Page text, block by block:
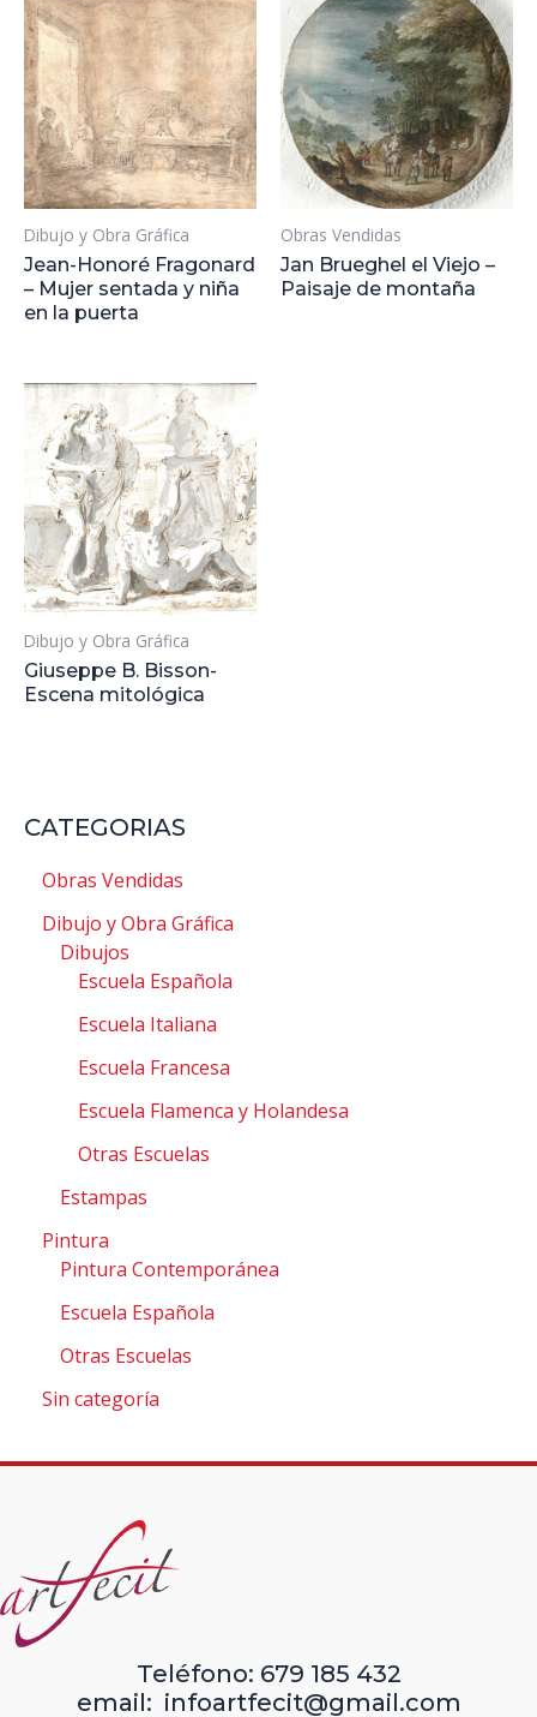
Dibujo y Obra Gráfica
Jean-Honoré Fragonard
– Mujer sentada y niña
en la puerta
Obras Vendidas
Jan Brueghel el Viejo –
Paisaje de montaña
Dibujo y Obra Gráfica
Giuseppe B. Bisson-
Escena mitológica
CATEGORIAS
Obras Vendidas
Dibujo y Obra Gráfica
Dibujos
Escuela Española
Escuela Italiana
Escuela Francesa
Escuela Flamenca y Holandesa
Otras Escuelas
Estampas
Pintura
Pintura Contemporánea
Escuela Española
Otras Escuelas
Sin categoría
Teléfono: 679 185 432
email: infoartfecit@gmail.com